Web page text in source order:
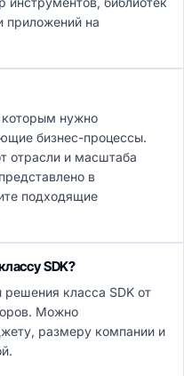
приложений на
которым нужно
бизнес-процессы.
отрасли и масштаба
в
подходящие
SDK?
класса SDK от
Можно
размеру компании и